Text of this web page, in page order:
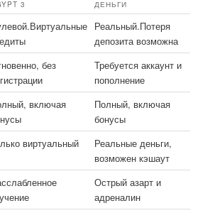
3
ДЕНЬГИ
Реальный.Потеря
депозита возможна
без
Требуется аккаунт и
пополнение
включая
Полный, включая
бонусы
виртуальный
Реальные деньги,
возможен кэшаут
Острый азарт и
адреналин